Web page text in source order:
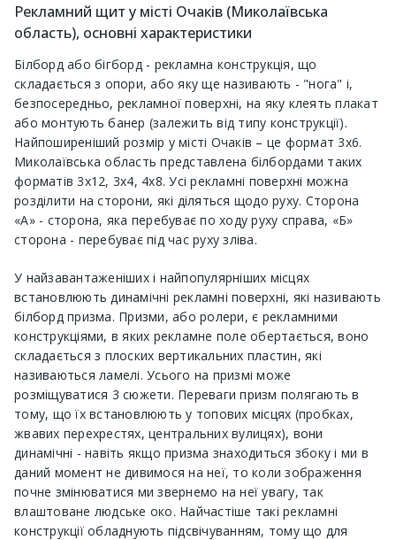
Рекламний щит у місті Очаків (Миколаївська
область), основні характеристики
Білборд або бігборд - рекламна конструкція, що
складається з опори, або яку ще називають - "нога" і,
безпосередньо, рекламної поверхні, на яку клеять плакат
або монтують банер (залежить від типу конструкції).
Найпоширеніший розмір у місті Очаків – це формат 3х6.
Миколаївська область представлена ​​білбордами таких
форматів 3х12, 3х4, 4х8. Усі рекламні поверхні можна
розділити на сторони, які діляться щодо руху. Сторона
«А» - сторона, яка перебуває по ходу руху справа, «Б»
сторона - перебуває під час руху зліва.
У найзавантаженіших і найпопулярніших місцях
встановлюють динамічні рекламні поверхні, які називають
білборд призма. Призми, або ролери, є рекламними
конструкціями, в яких рекламне поле обертається, воно
складається з плоских вертикальних пластин, які
називаються ламелі. Усього на призмі може
розміщуватися 3 сюжети. Переваги призм полягають в
тому, що їх встановлюють у топових місцях (пробках,
жвавих перехрестях, центральних вулицях), вони
динамічні - навіть якщо призма знаходиться збоку і ми в
даний момент не дивимося на неї, то коли зображення
почне змінюватися ми звернемо на неї увагу, так
влаштоване людське око. Найчастіше такі рекламні
конструкції обладнують підсвічуванням, тому що для